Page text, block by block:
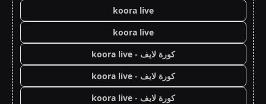
koora live
koora live
كورة لايف - koora live
كورة لايف - koora live
كورة لايف - koora live